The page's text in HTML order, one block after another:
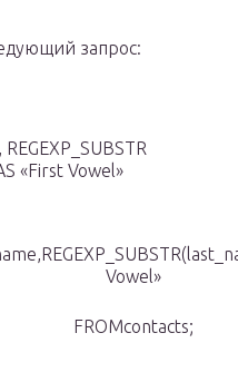
запрос:
«First Vowel»
Vowel»
FROMcontacts;